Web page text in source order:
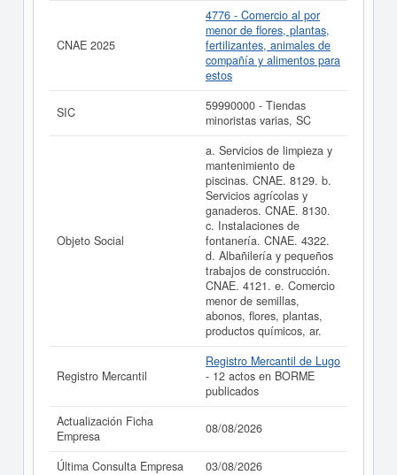
de resultados disponibles.
La última actualización del informe de empresa se ha
realizado el 08/08/2026.
CNAE 2025
4776 - Comercio al por
menor de flores, plantas,
fertilizantes, animales de
compañía y alimentos para
estos
SIC
59990000 - Tiendas
minoristas varias, SC
Objeto Social
a. Servicios de limpieza y
mantenimiento de
piscinas. CNAE. 8129. b.
Servicios agrícolas y
ganaderos. CNAE. 8130.
c. Instalaciones de
fontanería. CNAE. 4322.
d. Albañilería y pequeños
trabajos de construcción.
CNAE. 4121. e. Comercio
menor de semillas,
abonos, flores, plantas,
productos químicos, ar.
Registro Mercantil
Registro Mercantil de Lugo
- 12 actos en BORME
publicados
Actualización Ficha
Empresa
08/08/2026
Última Consulta Empresa
03/08/2026